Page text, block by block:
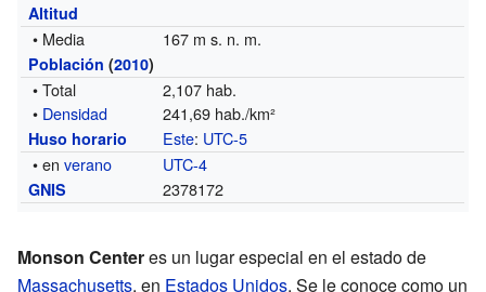
Altitud
• Media 167 m s. n. m.
Población (2010)
• Total
2,107 hab.
• Densidad 241,69 hab./km²
Huso horario Este: UTC-5
• enverano UTC-4
GNIS 2378172
Monson Centeres un lugar especial en el estado de
Massachusetts, en Estados Unidos. Se le conoce como un